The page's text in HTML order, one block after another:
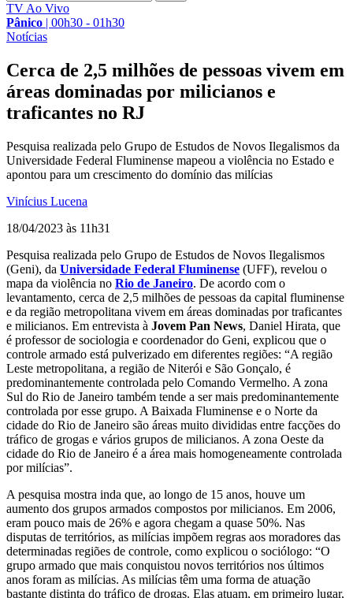
TV Ao Vivo
Pânico | 00h30 - 01h30
Notícias
Cerca de 2,5 milhões de pessoas vivem em
áreas dominadas por milicianos e
traficantes no RJ
Pesquisa realizada pelo Grupo de Estudos de Novos Ilegalismos da
Universidade Federal Fluminense mapeou a violência no Estado e
apontou para um crescimento do domínio das milícias
Vinícius Lucena
18/04/2023 às 11h31
Pesquisa realizada pelo Grupo de Estudos de Novos Ilegalismos
(Geni), da Universidade Federal Fluminense (UFF), revelou o
mapa da violência no Rio de Janeiro. De acordo com o
levantamento, cerca de 2,5 milhões de pessoas da capital fluminense
e da região metropolitana vivem em áreas dominadas por traficantes
e milicianos. Em entrevista à Jovem Pan News, Daniel Hirata, que
é professor de sociologia e coordenador do Geni, explicou que o
controle armado está pulverizado em diferentes regiões: “A região
Leste metropolitana, a região de Niterói e São Gonçalo, é
predominantemente controlada pelo Comando Vermelho. A zona
Sul do Rio de Janeiro também tende a ser mais predominantemente
controlada por esse grupo. A Baixada Fluminense e o Norte da
cidade do Rio de Janeiro são áreas muito divididas entre facções do
tráfico de grogas e vários grupos de milicianos. A zona Oeste da
cidade do Rio de Janeiro é a área mais homogeneamente controlada
por milícias”.
A pesquisa mostra inda que, ao longo de 15 anos, houve um
aumento dos grupos armados compostos por milicianos. Em 2006,
eram pouco mais de 26% e agora chegam a quase 50%. Nas
disputas de territórios, as milícias impõem regras aos moradores das
determinadas regiões de controle, como explicou o sociólogo: “O
grupo armado que mais conquistou novos territórios nos últimos
anos foram as milícias. As milícias têm uma forma de atuação
bastante distinta do tráfico de drogas. Elas atuam, em primeiro lugar,